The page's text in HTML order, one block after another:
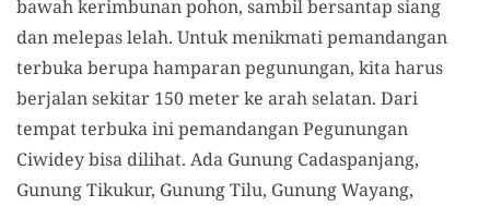
bawah kerimbunan pohon, sambil bersantap siang
dan melepas lelah. Untuk menikmati pemandangan
terbuka berupa hamparan pegunungan, kitaharus
berjalan sekitar 150 meter ke arah selatan. Dari
tempat terbuka ini pemandangan Pegunungan
Ciwidey bisa dilihat. Ada Gunung Cadaspanjang,
GunungTikukur, GunungTilu, GunungWayang,